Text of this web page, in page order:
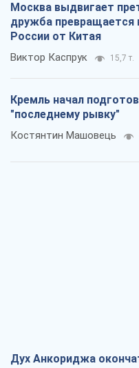
Москва выдвигает
дружба превращается
России от Китая
Виктор Каспрук 15,7 т.
Кремль начал
"последнему рывку"
Костянтин Машовець
Дух Анкориджа